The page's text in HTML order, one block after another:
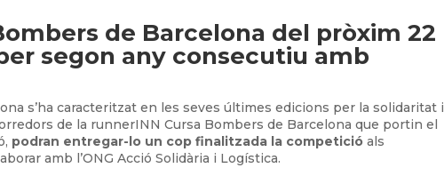
de Barcelona del pròxim 22
segon any consecutiu amb
s’ha caracteritzat en les seves últimes edicions per la solidaritat i
de la runnerINN Cursa Bombers de Barcelona que portin el
podran entregar-lo un cop finalitzada la competició als
amb l’ONG Acció Solidària i Logística.